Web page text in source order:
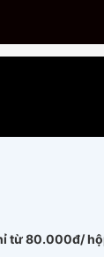
từ 80.000đ/